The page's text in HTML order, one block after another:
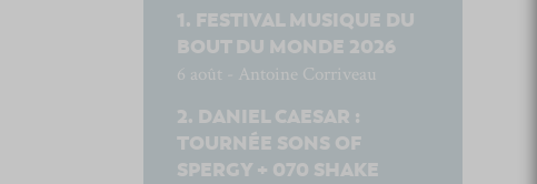
FESTIVAL MUSIQUE DU
BOUT DU MONDE 2026
6 août - Antoine Corriveau
DANIEL CAESAR :
TOURNÉE SONS OF
SPERGY + 070 SHAKE